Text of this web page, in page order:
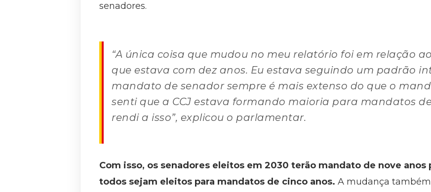
senadores.
“A única coisa que mudou no meu relatório foi em relação
que estava com dez anos. Eu estava seguindo um padrão
mandato de senador sempre é mais extenso do que o
senti que a CCJ estava formando maioria para mandatos
rendi a isso”, explicou o parlamentar.
Com isso, os senadores eleitos em 2030 terão mandato de nove anos
todos sejam eleitos para mandatos de cinco anos. A mudança